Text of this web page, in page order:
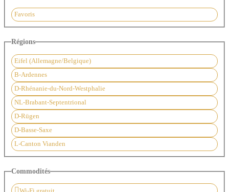
Favoris
Régions
Eifel (Allemagne/Belgique)
B-Ardennes
D-Rhénanie-du-Nord-Westphalie
NL-Brabant-Septentrional
D-Rügen
D-Basse-Saxe
L-Canton Vianden
Commodités